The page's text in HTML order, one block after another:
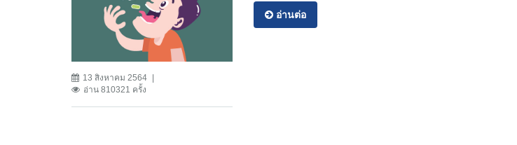
13 สิงหาคม 2564
อ่าน 810321 ครั้ง
อ่านต่อ